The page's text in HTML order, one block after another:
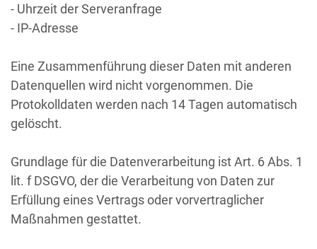
- Uhrzeit der Serveranfrage
- IP-Adresse
Eine Zusammenführung dieser Daten mit anderen
Datenquellen wird nicht vorgenommen. Die
Protokolldaten werden nach 14 Tagen automatisch
gelöscht.
Grundlage für die Datenverarbeitung ist Art. 6 Abs. 1
lit. f DSGVO, der die Verarbeitung von Daten zur
Erfüllung eines Vertrags oder vorvertraglicher
Maßnahmen gestattet.